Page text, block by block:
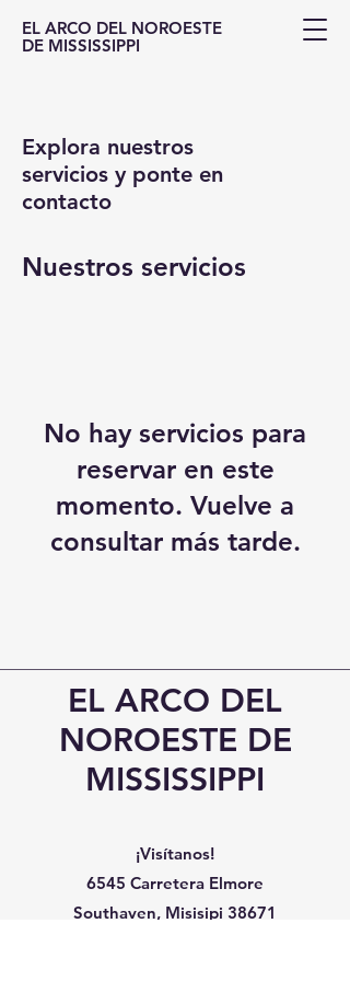
EL ARCO DEL NOROESTE
DE MISSISSIPPI
Explora nuestros
servicios y ponte en
contacto
Nuestros servicios
No hay servicios para
reservar en este
momento. Vuelve a
consultar más tarde.
EL ARCO DEL
NOROESTE DE
MISSISSIPPI
¡Visítanos!
6545 Carretera Elmore
Southaven, Misisipi 38671